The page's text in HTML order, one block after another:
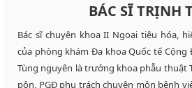
BÁC SĨ TRỊNH
Bác sĩ chuyên khoa II Ngoại tiêu hóa,
của phòng khám Đa khoa Quốc tế Cộng
Tùng nguyên là trưởng khoa phẫu thuật
pôn, PGĐ phụ trách chuyên môn bệnh